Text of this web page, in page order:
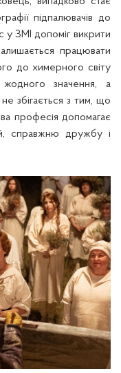
підпалювачів до
у ЗМІ допоміг викрити
працювати
до химерного світу
значення, а
збігається з тим, що
професія допомагає
справжню дружбу і